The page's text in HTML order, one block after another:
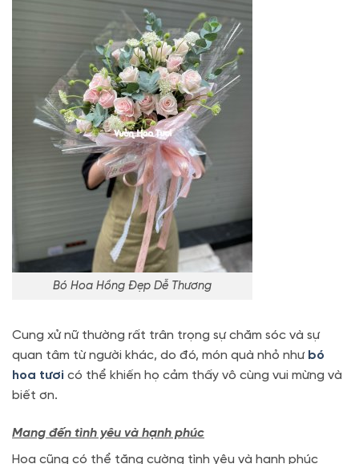
Bó Hoa Hồng Đẹp Dễ Thương
Cung xử nữ thường rất trân trọng sự chăm sóc và sự
quan tâm từ người khác, do đó, món quà nhỏ như bó
hoa tươi có thể khiến họ cảm thấy vô cùng vui mừng và
biết ơn.
Mang đến tình yêu và hạnh phúc
Hoa cũng có thể tăng cường tình yêu và hạnh phúc